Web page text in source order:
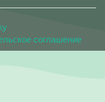
соглашение